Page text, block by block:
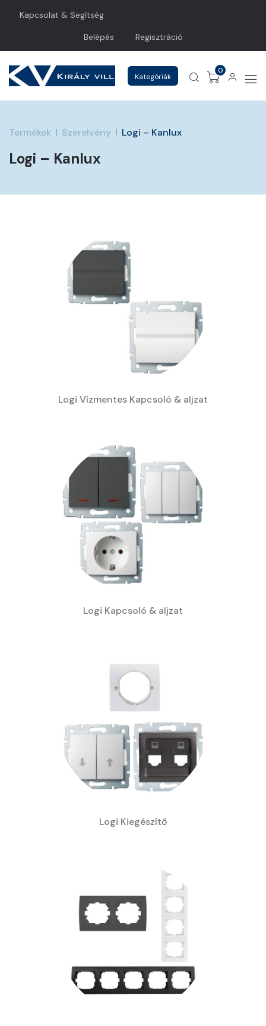
Kapcsolat & Segítség
Belépés Regisztráció
Kategóriák
0
Termékek Szerelvény Logi – Kanlux
Logi – Kanlux
Logi Vízmentes Kapcsoló & aljzat
Logi Kapcsoló & aljzat
Logi Kiegészítő